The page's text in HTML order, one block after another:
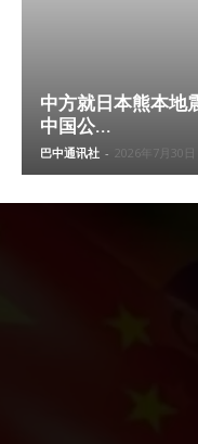
中方就日本熊本地
中国公...
巴中通讯社 - 2026年7月30日